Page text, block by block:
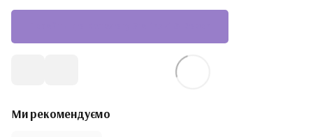
Ми рекомендуємо